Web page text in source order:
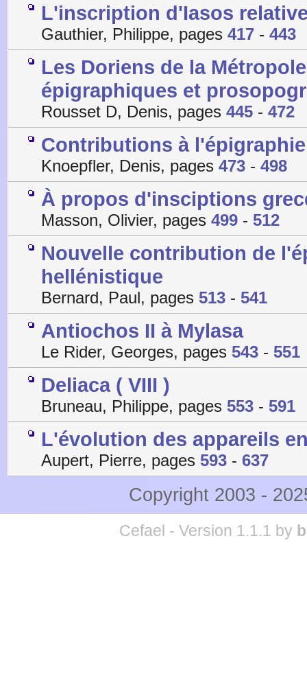
L'inscription d'Iasos
Gauthier, Philippe, pages 417 - 443
Les Doriens de la
épigraphiques et
Rousset D, Denis, pages 445 - 472
Contributions à
Knoepfler, Denis, pages 473 - 498
À propos d'insciptions
Masson, Olivier, pages 499 - 512
Nouvelle contribution de
hellénistique
Bernard, Paul, pages 513 - 541
Antiochos II à Mylasa
Le Rider, Georges, pages 543 - 551
Deliaca ( VIII )
Bruneau, Philippe, pages 553 - 591
L'évolution des appareils
Aupert, Pierre, pages 593 - 637
Copyright 2003 -
Cefael - Version 1.1.1 by